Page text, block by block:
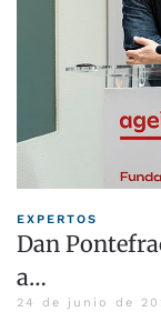
EXPERTOS
Dan
a…
24 de junio de